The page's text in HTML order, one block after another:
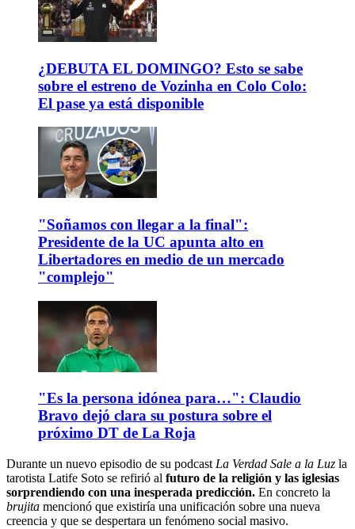
¿DEBUTA EL DOMINGO? Esto se sabe
sobre el estreno de Vozinha en Colo Colo:
El pase ya está disponible
"Soñamos con llegar a la final":
Presidente de la UC apunta alto en
Libertadores en medio de un mercado
"complejo"
"Es la persona idónea para…": Claudio
Bravo dejó clara su postura sobre el
próximo DT de La Roja
Durante un nuevo episodio de su podcast La Verdad Sale a la Luz la
tarotista Latife Soto se refirió al futuro de la religión y las iglesias
sorprendiendo con una inesperada predicción. En concreto la
brujita mencionó que existiría una unificación sobre una nueva
creencia y que se despertara un fenómeno social masivo.